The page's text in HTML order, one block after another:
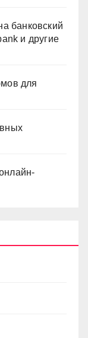
банковский
и другие
для